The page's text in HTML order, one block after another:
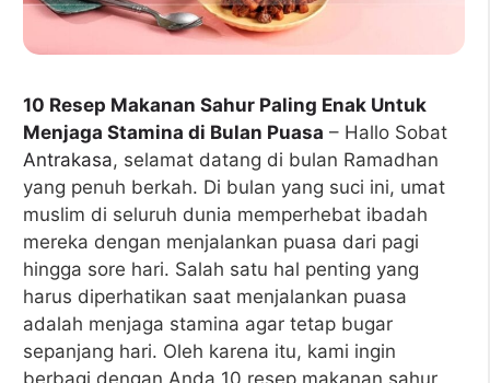
10 Resep Makanan Sahur Paling Enak Untuk
Menjaga Stamina di Bulan Puasa – Hallo Sobat
Antrakasa, selamat datang di bulan Ramadhan
yang penuh berkah. Di bulan yang suci ini, umat
muslim di seluruh dunia memperhebat ibadah
mereka dengan menjalankan puasa dari pagi
hingga sore hari. Salah satu hal penting yang
harus diperhatikan saat menjalankan puasa
adalah menjaga stamina agar tetap bugar
sepanjang hari. Oleh karena itu, kami ingin